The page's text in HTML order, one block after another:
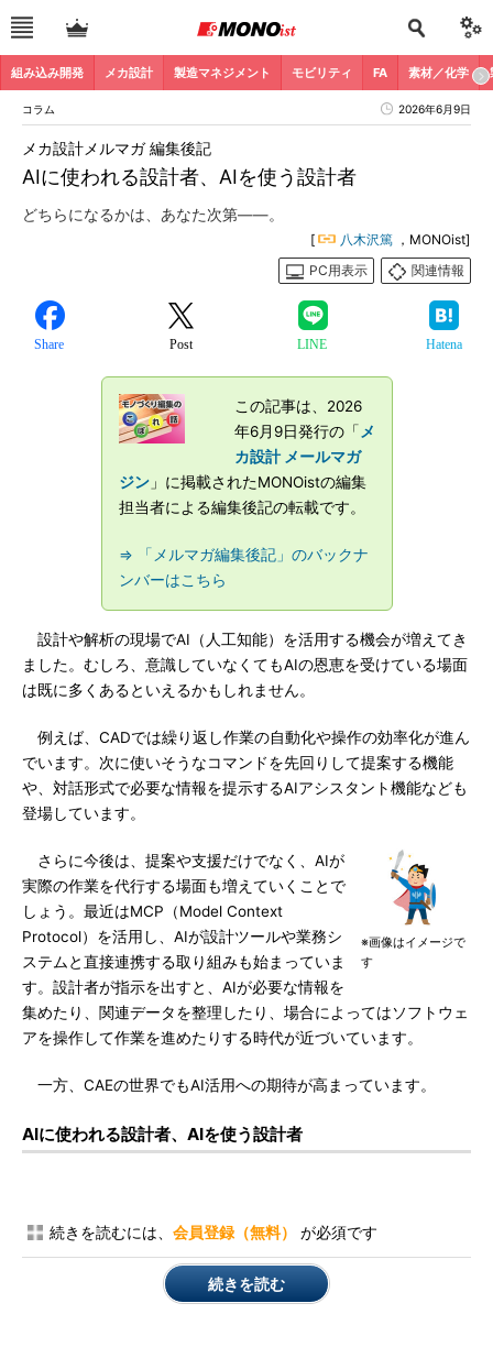
組み込み開発 メカ設計 製造マネジメント モビリティ FA 素材／化学
コラム 2026年6月9日
AIに使われる設計者、AIを使う設計者
メカ設計メルマガ 編集後記
どちらになるかは、あなた次第――。
[ 八木沢篤 ，MONOist]
PC用表示
関連情報
Share Post LINE Hatena
この記事は、2026
年6月9日発行の「 メ
カ設計 メールマガ
ジン」に掲載されたMONOistの編集
担当者による編集後記の転載です。
⇒ 「メルマガ編集後記」のバックナ
ンバーはこちら
設計や解析の現場でAI（人工知能）を活用する機会が増えてき
ました。むしろ、意識していなくてもAIの恩恵を受けている場面
は既に多くあるといえるかもしれません。
例えば、CADでは繰り返し作業の自動化や操作の効率化が進ん
でいます。次に使いそうなコマンドを先回りして提案する機能
や、対話形式で必要な情報を提示するAIアシスタント機能なども
登場しています。
※画像はイメージで
す
さらに今後は、提案や支援だけでなく、AIが
実際の作業を代行する場面も増えていくことで
しょう。最近はMCP（Model Context
Protocol）を活用し、AIが設計ツールや業務シ
ステムと直接連携する取り組みも始まっていま
す。設計者が指示を出すと、AIが必要な情報を
集めたり、関連データを整理したり、場合によってはソフトウェ
アを操作して作業を進めたりする時代が近づいています。
一方、CAEの世界でもAI活用への期待が高まっています。
AIに使われる設計者、AIを使う設計者
続きを読むには、 会員登録（無料） が必須です
続きを読む